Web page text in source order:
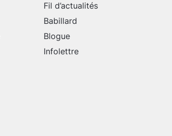
Fil d’actualités
Babillard
Blogue
Infolettre